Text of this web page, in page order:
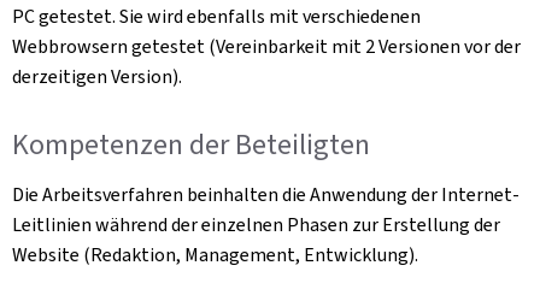
PC getestet. Sie wird ebenfalls mit verschiedenen
Webbrowsern getestet (Vereinbarkeit mit 2 Versionen vor der
derzeitigen Version).
Kompetenzen der Beteiligten
Die Arbeitsverfahren beinhalten die Anwendung der Internet-
Leitlinien während der einzelnen Phasen zur Erstellung der
Website (Redaktion, Management, Entwicklung).